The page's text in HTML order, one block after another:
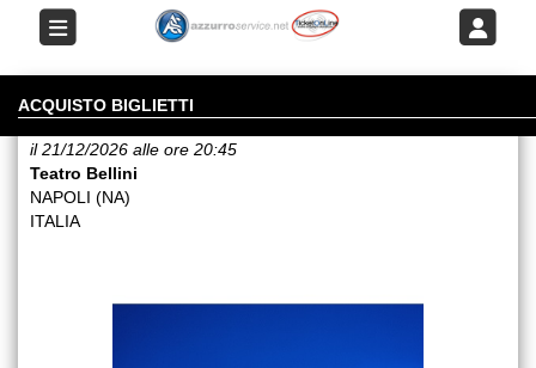
ACQUISTO BIGLIETTI
ACCABADORA
il 21/12/2026 alle ore 20:45
Teatro Bellini
NAPOLI (NA)
ITALIA